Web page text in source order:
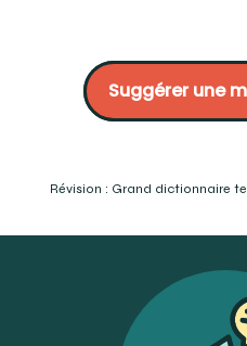
terminologique. OQLF :
LEMIEUX, Bertrand, D.D.S.
de médecine dentaire en
of-teeth.html
». Elsevier-Mosby.
Suggérer une
Révision : Grand dictionnaire